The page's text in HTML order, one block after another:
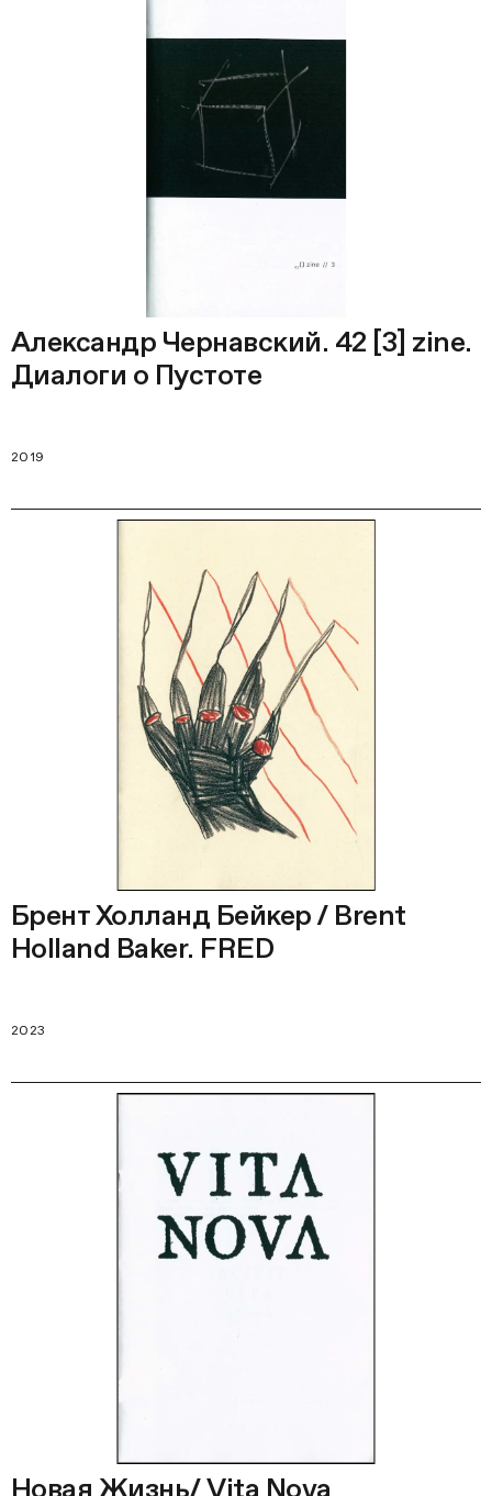
Александр Чернавский. 42 [3] zine.
Диалоги о Пустоте
2019
Брент Холланд Бейкер / Brent
Holland Baker. FRED
2023
Новая Жизнь/ Vita Nova